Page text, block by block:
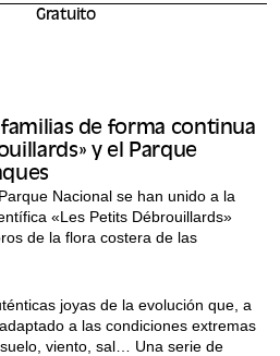
Gratuito
de forma continua
y el Parque
Nacional se han unido a la
«Les Petits Débrouillards»
de la flora costera de las
joyas de la evolución que, a
a las condiciones extremas
viento, sal… Una serie de